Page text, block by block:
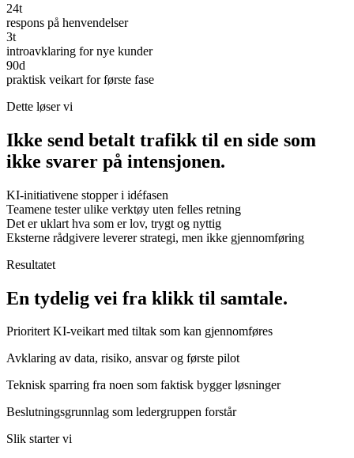
24t
respons på henvendelser
3t
introavklaring for nye kunder
90d
praktisk veikart for første fase
Dette løser vi
Ikke send betalt trafikk til en side som
ikke svarer på intensjonen.
KI-initiativene stopper i idéfasen
Teamene tester ulike verktøy uten felles retning
Det er uklart hva som er lov, trygt og nyttig
Eksterne rådgivere leverer strategi, men ikke gjennomføring
Resultatet
En tydelig vei fra klikk til samtale.
Prioritert KI-veikart med tiltak som kan gjennomføres
Avklaring av data, risiko, ansvar og første pilot
Teknisk sparring fra noen som faktisk bygger løsninger
Beslutningsgrunnlag som ledergruppen forstår
Slik starter vi